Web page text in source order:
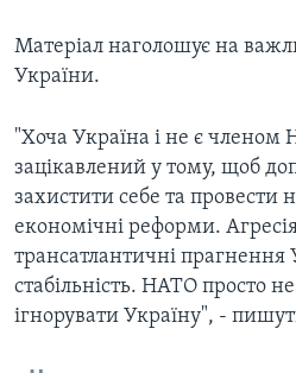
Матеріал наголошує на
України.
"Хоча Україна і не є членом
зацікавлений у тому, щоб
захистити себе та провести
економічні реформи. Агресія
трансатлантичні прагнення
стабільність. НАТО просто
ігнорувати Україну", -